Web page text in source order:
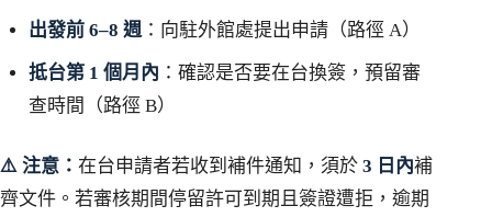
出發前 6–8 週：向駐外館處提出申請（路徑 A）
抵台第 1 個月內 ：確認是否要在台換簽，預留審
查時間（路徑 B）
⚠️ 注意： 在台申請者若收到補件通知，須於 3 日內補
齊文件。若審核期間停留許可到期且簽證遭拒，逾期